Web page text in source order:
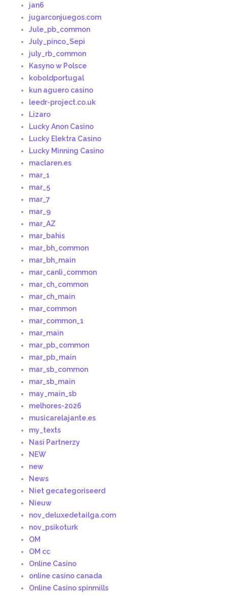
jan6
jugarconjuegos.com
Jule_pb_common
July_pinco_Sepi
july_rb_common
Kasyno w Polsce
koboldportugal
kun aguero casino
leedr-project.co.uk
Lizaro
Lucky Anon Casino
Lucky Elektra Casino
Lucky Minning Casino
maclaren.es
mar_1
mar_5
mar_7
mar_9
mar_AZ
mar_bahis
mar_bh_common
mar_bh_main
mar_canli_common
mar_ch_common
mar_ch_main
mar_common
mar_common_1
mar_main
mar_pb_common
mar_pb_main
mar_sb_common
mar_sb_main
may_main_sb
melhores-2026
musicarelajante.es
my_texts
Nasi Partnerzy
NEW
new
News
Niet gecategoriseerd
Nieuw
nov_deluxedetailga.com
nov_psikoturk
OM
OM cc
Online Casino
online casino canada
Online Casino spinmills